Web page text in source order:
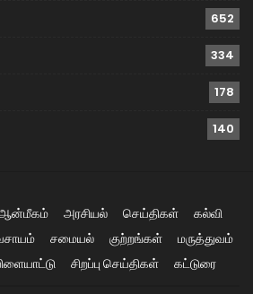
652
334
178
140
அரசியல் செய்திகள்
கல்வி
சமையல் குற்றங்கள்
மருத்துவம்
சிறப்பு செய்திகள் கட்டுரை